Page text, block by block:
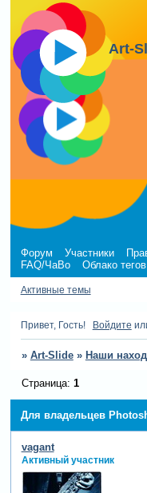
Art-
Форум Участники
FAQ/ЧаВо
Облако тегов
Активные темы
Привет, Гость! Войдите
» Art-Slide » Наши
Для владельцев
Страница: 1
vagant
Активный участник